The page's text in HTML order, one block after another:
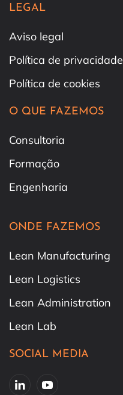
LEGAL
Aviso legal
Política de privacidade
Política de cookies
O QUE FAZEMOS
Consultoria
Formação
Engenharia
ONDE FAZEMOS
Lean Manufacturing
Lean Logistics
Lean Administration
Lean Lab
SOCIAL MEDIA